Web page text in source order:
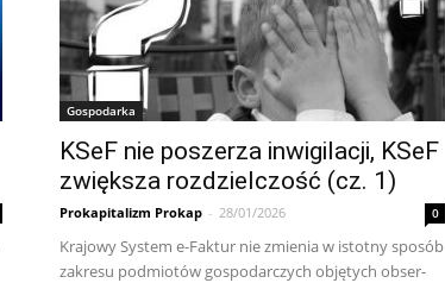
Gospodarka
KSeF nie poszerza inwigilacji, KSeF
zwiększa rozdzielczość (cz. 1)
Prokapitalizm Prokap - 28/01/2026 0
Kra­jo­wy Sys­tem e-Fak­tur nie zmie­nia w istot­ny spo­sób
za­kre­su pod­mio­tów go­spo­dar­czy­ch ob­ję­ty­ch ob­ser­